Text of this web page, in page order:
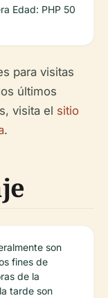
Edad: PHP 50
para visitas
últimos
visita el sitio
.
son
fines de
de la
tarde son